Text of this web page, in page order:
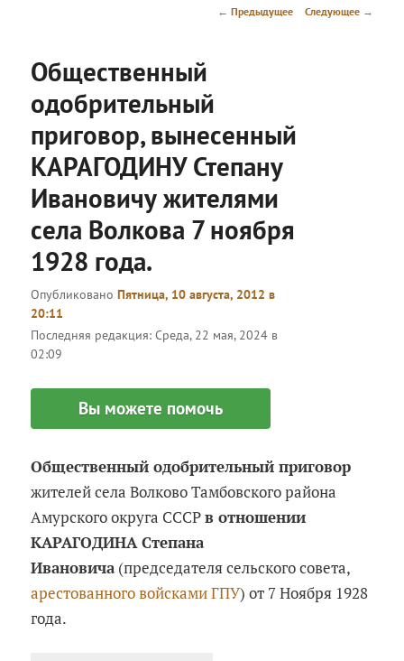
Навигация
← Предыдущее Следующее →
Общественный
одобрительный
приговор, вынесенный
КАРАГОДИНУ Степану
Ивановичу жителями
села Волкова 7 ноября
1928 года.
ОпубликованоПятница, 10 августа, 2012 в
20:11
Последняя редакция: Среда, 22 мая, 2024 в
02:09
Вы можете помочь
Общественный одобрительный приговор
жителей села Волково Тамбовского района
Амурского округа СССРв отношении
КАРАГОДИНА Степана
Ивановича(председателя сельского совета,
арестованного войсками ГПУ) от 7 Ноября 1928
года.